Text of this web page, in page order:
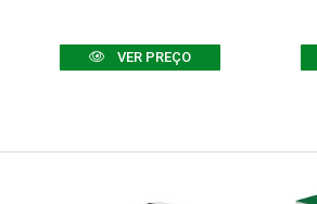
VER PREÇO